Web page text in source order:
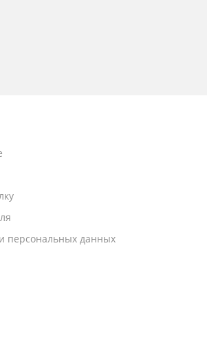
персональных данных